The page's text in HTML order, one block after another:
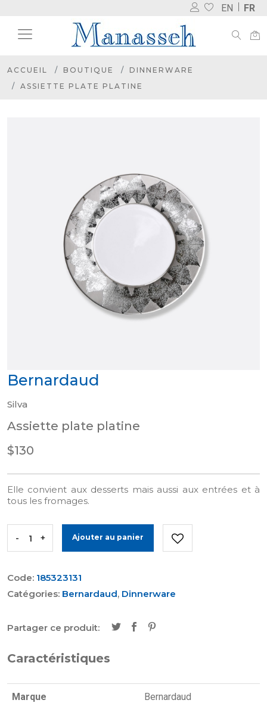
EN FR
ACCUEIL BOUTIQUE
DINNERWARE
ASSIETTE PLATE PLATINE
Bernardaud
Silva
Assiette plate platine
$130
Elle convient aux desserts mais aussi aux entrées et à
tous les fromages.
- + Ajouter au panier
Code: 185323131
Catégories: Bernardaud, Dinnerware
Partager ce produit:
Caractéristiques
Marque Bernardaud